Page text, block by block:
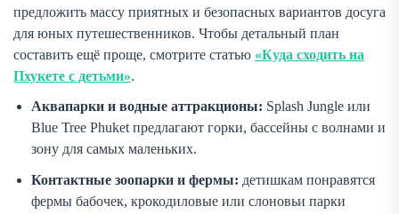
предложить массу приятных и безопасных вариантов досуга
для юных путешественников. Чтобы детальный план
составить ещё проще, смотрите статью «Куда сходить на
Пхукете с детьми».
Аквапарки и водные аттракционы: Splash Jungle или
Blue Tree Phuket предлагают горки, бассейны с волнами и
зону для самых маленьких.
Контактные зоопарки и фермы: детишкам понравятся
фермы бабочек, крокодиловые или слоновьи парки